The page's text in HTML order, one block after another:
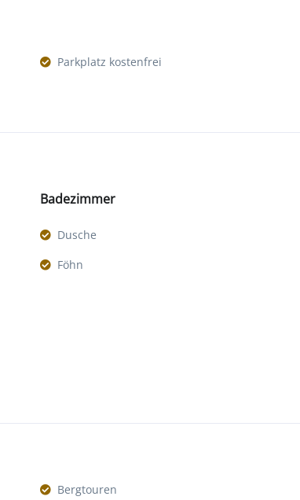
Parkplatz kostenfrei
Badezimmer
Dusche
Föhn
Bergtouren